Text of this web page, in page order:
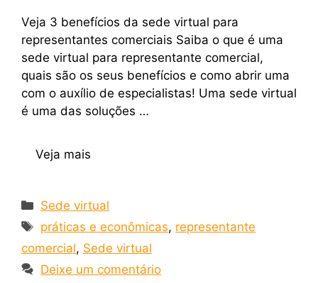
Veja 3 benefícios da sede virtual para
representantes comerciais Saiba o que é uma
sede virtual para representante comercial,
quais são os seus benefícios e como abrir uma
com o auxílio de especialistas! Uma sede virtual
é uma das soluções …
Veja mais
Sede virtual
práticas e econômicas, representante
comercial, Sede virtual
Deixe um comentário